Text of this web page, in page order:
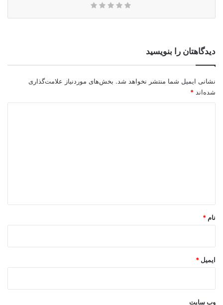
دیدگاهتان را بنویسید
نشانی ایمیل شما منتشر نخواهد شد. بخش‌های موردنیاز علامت‌گذاری
شده‌اند *
نام *
ایمیل *
وب‌ سایت